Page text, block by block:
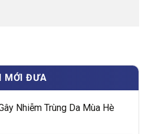
MỚI ĐƯA
Nhiễm Trùng Da Mùa Hè